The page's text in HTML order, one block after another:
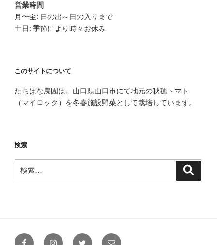
営業時間
月〜金: 日の出～日の入りまで
土日: 季節により時々お休み
このサイトについて
たちばな農園は、山口県山口市にて地元の秋穂トマト
（マイロック）を冬春施設野菜として栽培しています。
検索
索:
FacebookInstagramTwitter メ